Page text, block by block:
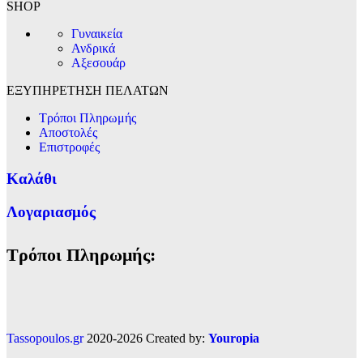
SHOP
Γυναικεία
Ανδρικά
Αξεσουάρ
ΕΞΥΠΗΡΕΤΗΣΗ ΠΕΛΑΤΩΝ
Τρόποι Πληρωμής
Αποστολές
Επιστροφές
Καλάθι
Λογαριασμός
Τρόποι Πληρωμής:
Tassopoulos.gr2020-2026 Created by: Youropia